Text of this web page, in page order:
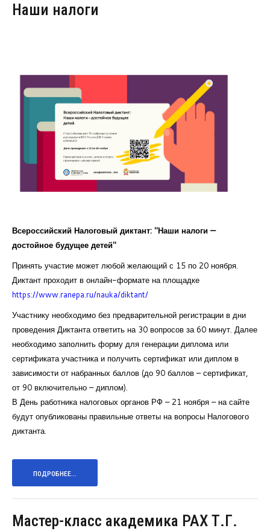
Наши налоги
Всероссийский Налоговый диктант: "Наши налоги —
достойное будущее детей"
Принять участие может любой желающий с 15 по 20 ноября.
Диктант проходит в онлайн-формате на площадке
https://www.ranepa.ru/nauka/diktant/
Участнику необходимо без предварительной регистрации в дни
проведения Диктанта ответить на 30 вопросов за 60 минут. Далее
необходимо заполнить форму для генерации диплома или
сертификата участника и получить сертификат или диплом в
зависимости от набранных баллов (до 90 баллов – сертификат,
от 90 включительно – диплом).
В День работника налоговых органов РФ – 21 ноября – на сайте
будут опубликованы правильные ответы на вопросы Налогового
диктанта.
ПОДРОБНЕЕ...
Мастер-класс академика РАХ Т.Г.